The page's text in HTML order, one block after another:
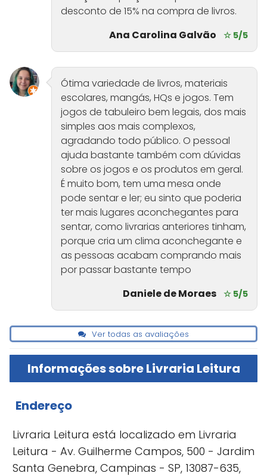
desconto de 15% na compra de livros.
Ana Carolina Galvão
☆ 5/5
Ótima variedade de livros, materiais
escolares, mangás, HQs e jogos. Tem
jogos de tabuleiro bem legais, dos mais
simples aos mais complexos,
agradando todo público. O pessoal
ajuda bastante também com dúvidas
sobre os jogos e os produtos em geral.
É muito bom, tem uma mesa onde
pode sentar e ler; eu sinto que poderia
ter mais lugares aconchegantes para
sentar, como livrarias anteriores tinham,
porque cria um clima aconchegante e
as pessoas acabam comprando mais
por passar bastante tempo
Daniele de Moraes ☆ 5/5
Ver todas as avaliações
Informações sobre Livraria Leitura
Endereço
Livraria Leitura está localizado em Livraria
Leitura - Av. Guilherme Campos, 500 - Jardim
Santa Genebra, Campinas - SP, 13087-635,